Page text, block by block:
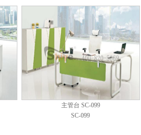
主管台 SC-099
SC-099